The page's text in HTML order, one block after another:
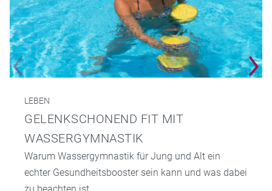
LEBEN
GELENKSCHONEND FIT MIT
WASSERGYMNASTIK
Warum Wassergymnastik für Jung und Alt ein
echter Gesundheitsbooster sein kann und was dabei